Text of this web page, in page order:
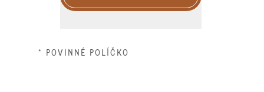
* POVINNÉ POLÍČKO